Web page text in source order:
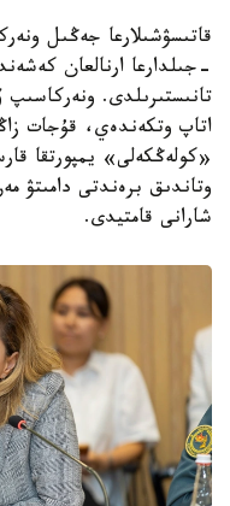
-جىلدارعا ارنالعان
تانىستىرىلدى.
اتاپ وتكەندەي، قۇجات
«كولەڭكەلى» يمپورتقا
شارانى قامتيدى.